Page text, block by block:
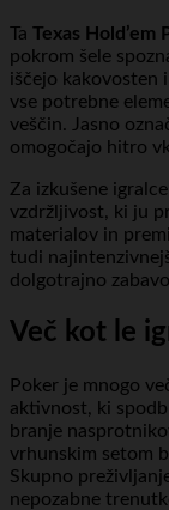
Ta Texas Hold’em
pokrom šele
iščejo kakovosten
vse potrebne
veščin. Jasno
omogočajo hitro
Za izkušene
vzdržljivost, ki ju
materialov in
tudi
dolgotrajno
Več kot le
Poker je mnogo
aktivnost, ki
branje
vrhunskim setom
Skupno
nepozabne